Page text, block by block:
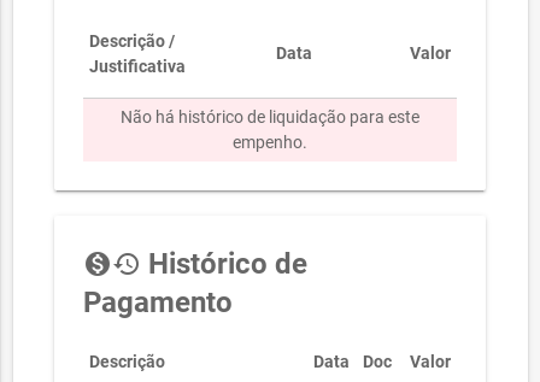
Descrição /
Justificativa
Data Valor
Não há histórico de liquidação para este
empenho.
monetization_onhistory Histórico de
Pagamento
Descrição Data Doc Valor